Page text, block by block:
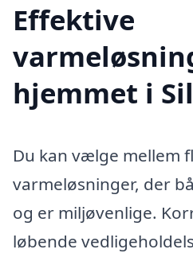
Effektive
hjemmet i
Du kan vælge mellem
varmeløsninger, der
og er miljøvenlige.
løbende